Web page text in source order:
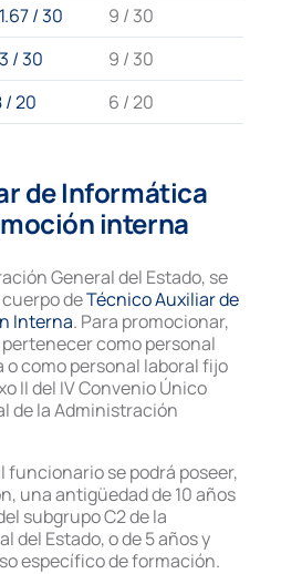
/ 30
9 / 30
/ 30
9 / 30
/ 20 6 / 20
de Informática
interna
General del Estado, se
deTécnico Auxiliar de
Interna. Para promocionar,
como personal
como personal laboral fijo
II del IV Convenio Único
de la Administración
funcionario se podrá poseer,
una antigüedad de 10 años
subgrupo C2 de la
del Estado, o de 5 años y
específico de formación.